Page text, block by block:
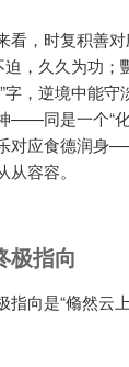
看，时复积善
迫，久久为功
，逆境中能守
——同是一个“
对应食德润身
容容。
极指向
指向是“翛然云